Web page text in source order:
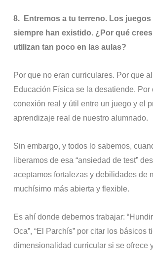
8.
Entremos a tu terreno. Los
siempre han existido. ¿Por qué
utilizan tan poco en las aulas?
Por que no eran curriculares. Por que
Educación Física se la desatiende. Por
conexión real y útil entre un juego y el
aprendizaje real de nuestro alumnado.
Sin embargo, y todos lo sabemos,
liberamos de esa “ansiedad de test”
aceptamos fortalezas y debilidades de
muchísimo más abierta y flexible.
Es ahí donde debemos trabajar: “Hundir
Oca”, “El Parchís” por citar los básicos
dimensionalidad curricular si se ofrece